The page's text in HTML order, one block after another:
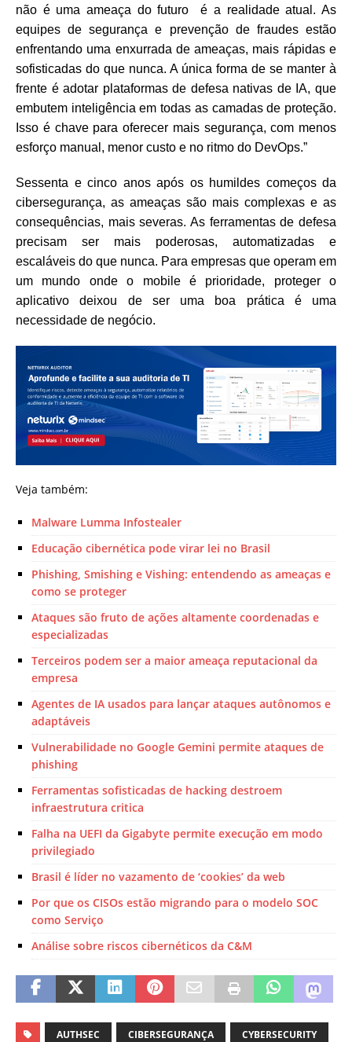
não é uma ameaça do futuro é a realidade atual. As
equipes de segurança e prevenção de fraudes estão
enfrentando uma enxurrada de ameaças, mais rápidas e
sofisticadas do que nunca. A única forma de se manter à
frente é adotar plataformas de defesa nativas de IA, que
embutem inteligência em todas as camadas de proteção.
Isso é chave para oferecer mais segurança, com menos
esforço manual, menor custo e no ritmo do DevOps.”
Sessenta e cinco anos após os humildes começos da
cibersegurança, as ameaças são mais complexas e as
consequências, mais severas. As ferramentas de defesa
precisam ser mais poderosas, automatizadas e
escaláveis do que nunca. Para empresas que operam em
um mundo onde o mobile é prioridade, proteger o
aplicativo deixou de ser uma boa prática é uma
necessidade de negócio.
Veja também:
Malware Lumma Infostealer
Educação cibernética pode virar lei no Brasil
Phishing, Smishing e Vishing: entendendo as ameaças e
como se proteger
Ataques são fruto de ações altamente coordenadas e
especializadas
Terceiros podem ser a maior ameaça reputacional da
empresa
Agentes de IA usados para lançar ataques autônomos e
adaptáveis
Vulnerabilidade no Google Gemini permite ataques de
phishing
Ferramentas sofisticadas de hacking destroem
infraestrutura critica
Falha na UEFI da Gigabyte permite execução em modo
privilegiado
Brasil é líder no vazamento de ‘cookies’ da web
Por que os CISOs estão migrando para o modelo SOC
como Serviço
Análise sobre riscos cibernéticos da C&M
AUTHSEC CIBERSEGURANÇA CYBERSECURITY